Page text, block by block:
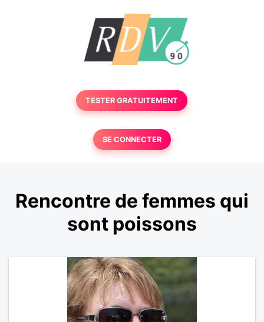
TESTER GRATUITEMENT
SE CONNECTER
Rencontre de femmes qui
sont poissons